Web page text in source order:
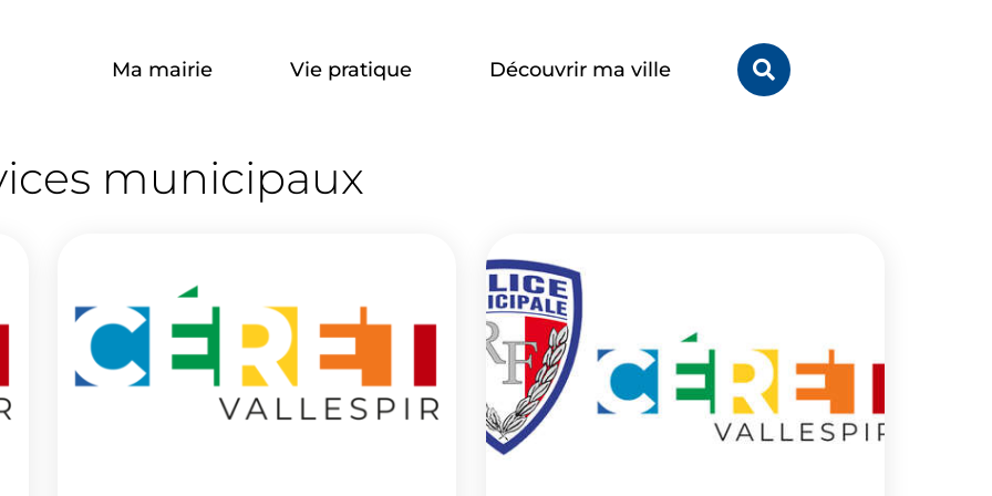
Ma mairie Vie pratique Découvrir ma ville
sur
le
municipaux